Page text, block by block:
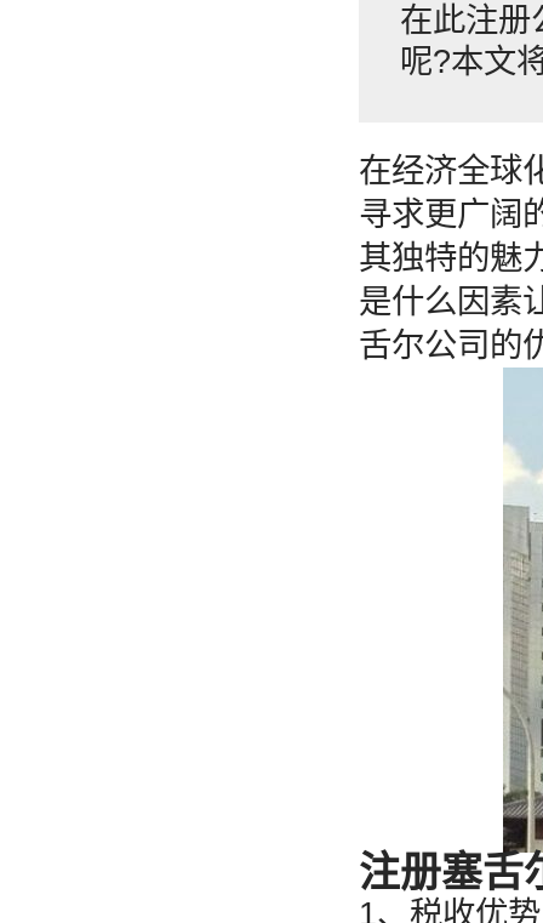
在此注册
呢?本文
在经济全球
寻求更广阔
其独特的魅
是什么因素
舌尔公司的
注册塞舌
1、税收优